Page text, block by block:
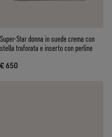
Super-Star donna in suede crema con
stella traforata e inserto con perline
€ 650